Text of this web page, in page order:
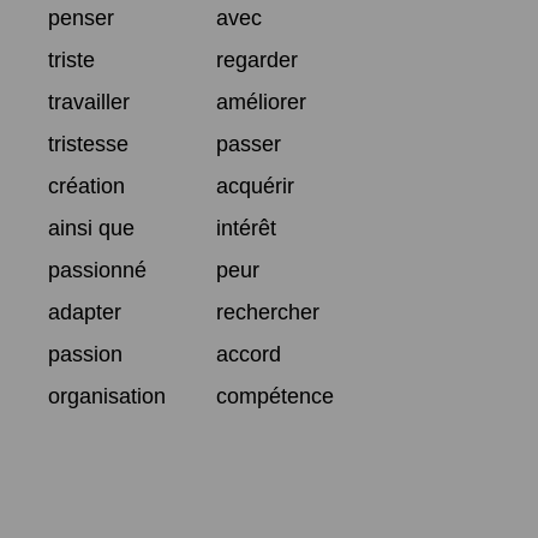
penser
avec
triste
regarder
travailler
améliorer
tristesse
passer
création
acquérir
ainsi que
intérêt
passionné
peur
adapter
rechercher
passion
accord
organisation
compétence